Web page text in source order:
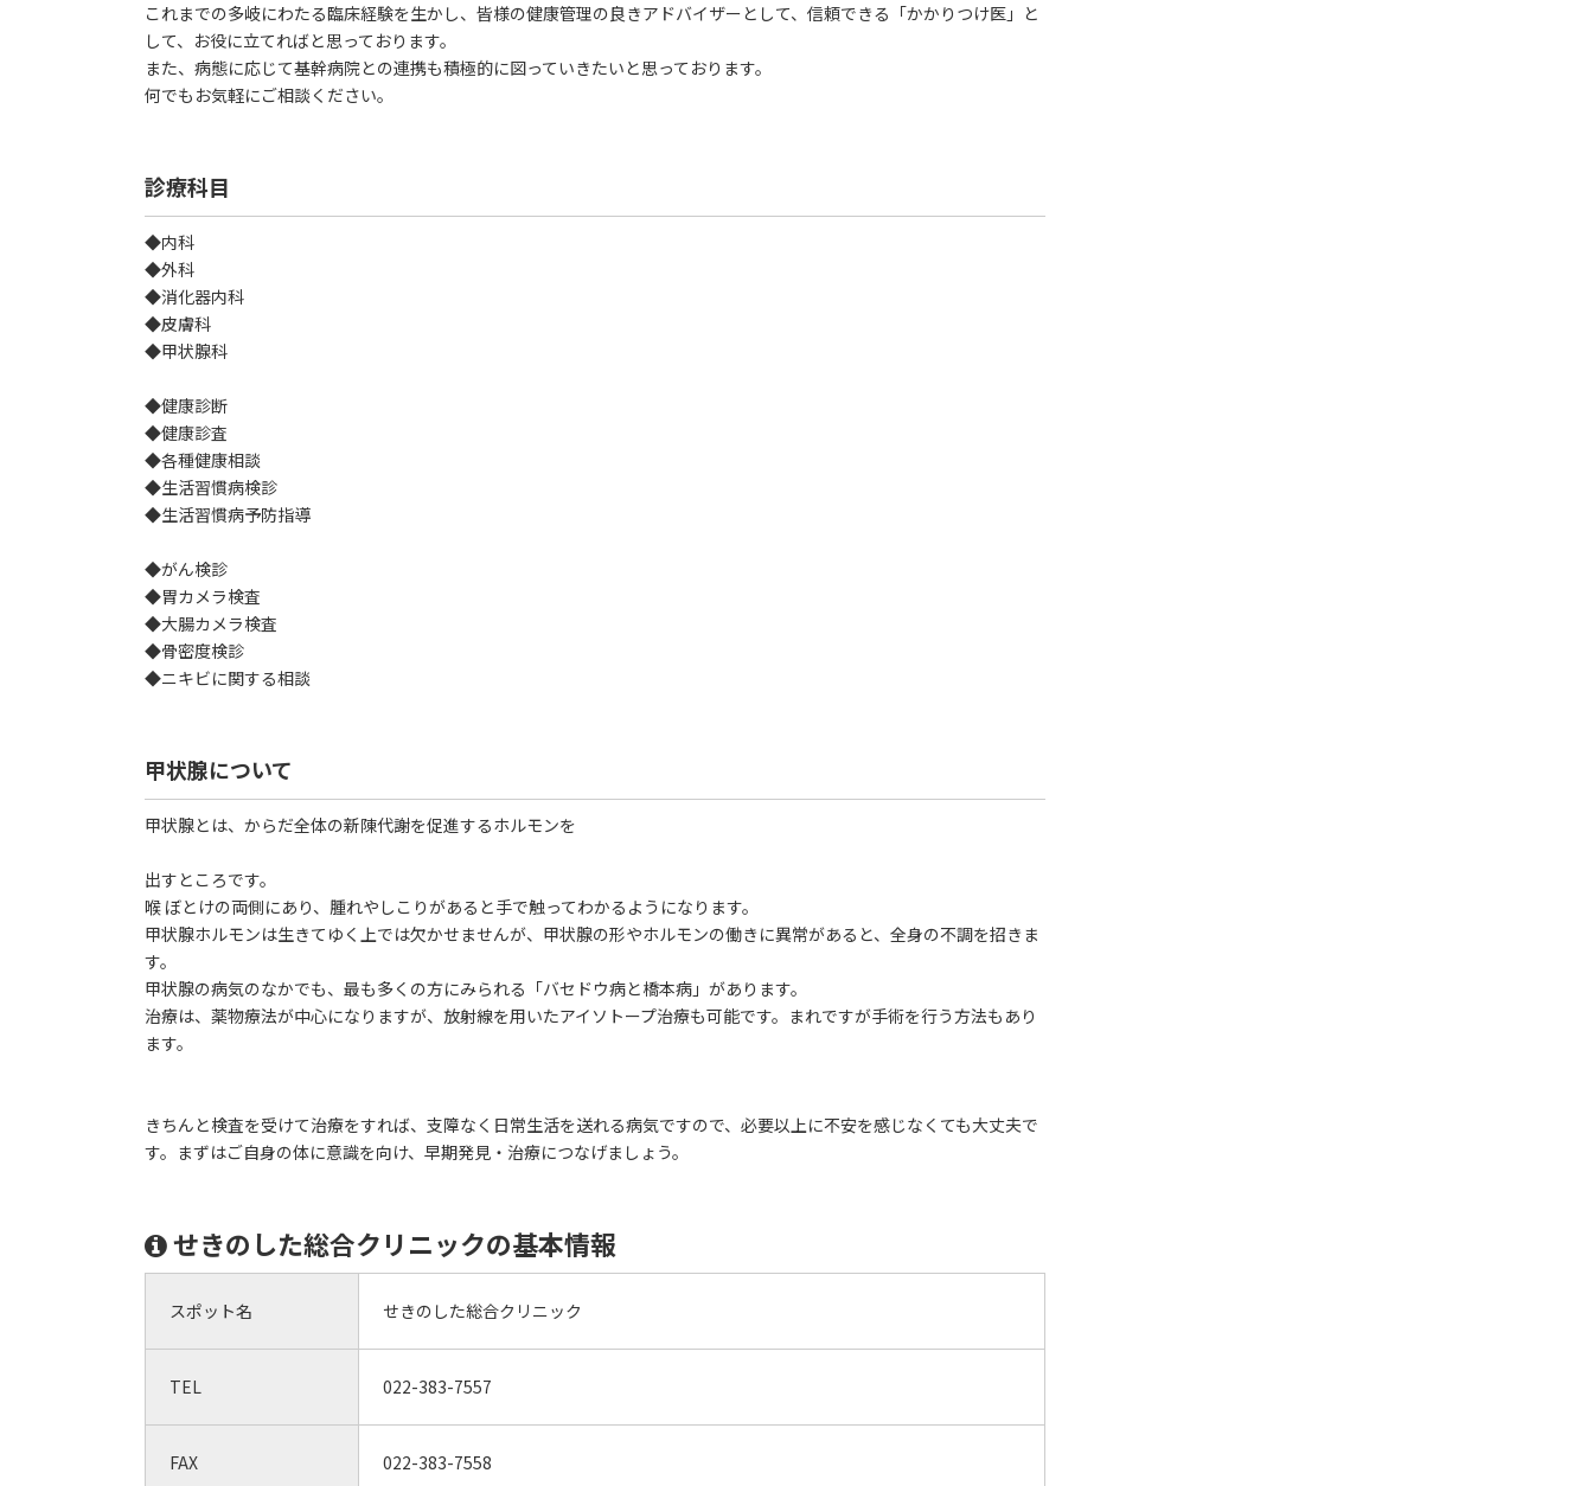
これまでの多岐にわたる臨床経験を生かし、皆様の健康管理の良きアドバイザーとして、信頼できる「かかりつけ医」と
して、お役に立てればと思っております。
また、病態に応じて基幹病院との連携も積極的に図っていきたいと思っております。
何でもお気軽にご相談ください。
診療科目
◆内科
◆外科
◆消化器内科
◆皮膚科
◆甲状腺科
◆健康診断
◆健康診査
◆各種健康相談
◆生活習慣病検診
◆生活習慣病予防指導
◆がん検診
◆胃カメラ検査
◆大腸カメラ検査
◆骨密度検診
◆ニキビに関する相談
甲状腺について
甲状腺とは、からだ全体の新陳代謝を促進するホルモンを
出すところです。
喉 ぼとけの両側にあり、腫れやしこりがあると手で触ってわかるようになります。
甲状腺ホルモンは生きてゆく上では欠かせませんが、甲状腺の形やホルモンの働きに異常があると、全身の不調を招きま
す。
甲状腺の病気のなかでも、最も多くの方にみられる「バセドウ病と橋本病」があります。
治療は、薬物療法が中心になりますが、放射線を用いたアイソトープ治療も可能です。まれですが手術を行う方法もあり
ます。
きちんと検査を受けて治療をすれば、支障なく日常生活を送れる病気ですので、必要以上に不安を感じなくても大丈夫で
す。まずはご自身の体に意識を向け、早期発見・治療につなげましょう。
せきのした総合クリニックの基本情報
スポット名 せきのした総合クリニック
TEL 022-383-7557
FAX 022-383-7558